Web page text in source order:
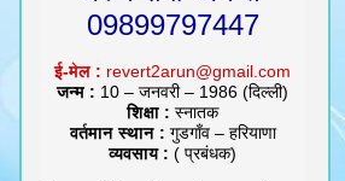
09899797447
ई-मेल : revert2arun@gmail.com
जन्म : 10 – जनवरी – 1986 (दिल्ली)
शिक्षा : स्नातक
वर्तमान स्थान : गुडगाँव – हरियाणा
व्यवसाय : ( प्रबंधक)